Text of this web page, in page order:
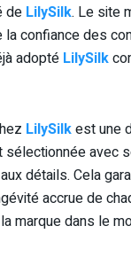
de LilySilk. Le site
confiance des
adopté LilySilk
LilySilkest une
avec
détails. Cela
accrue de
marque dans le